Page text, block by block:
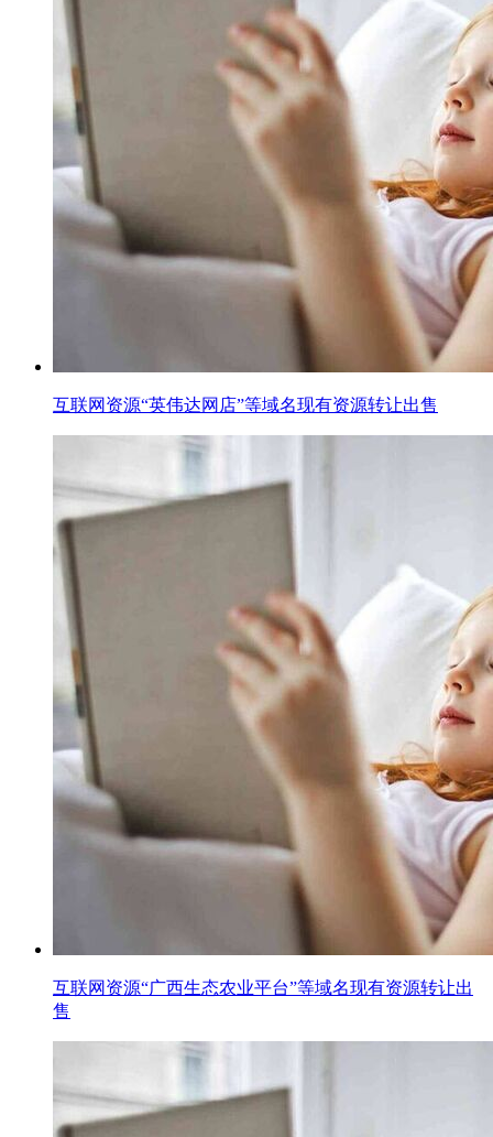
互联网资源“英伟达网店”等域名现有资源转让出售
互联网资源“广西生态农业平台”等域名现有资源转让出
售